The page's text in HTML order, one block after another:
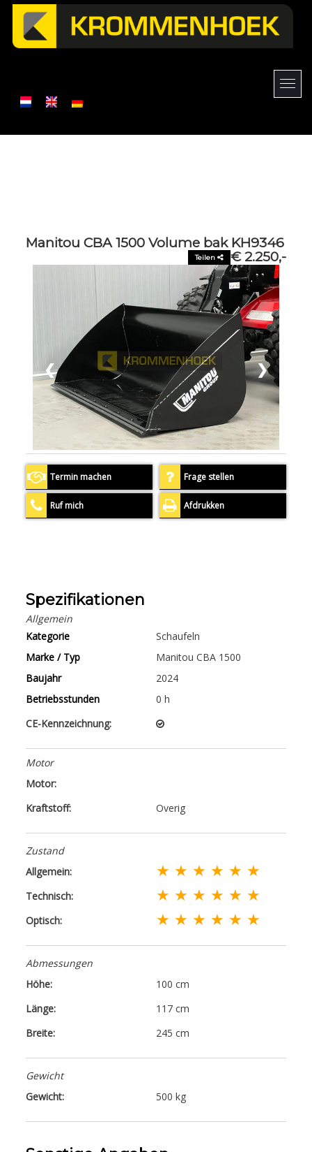
Manitou CBA 1500 Volume bak KH9346
€ 2.250,-
Teilen
❮ ❯
Termin machen Frage stellen
Ruf mich Afdrukken
Spezifikationen
Allgemein
Kategorie
Schaufeln
Marke / Typ
Manitou CBA 1500
Baujahr
2024
Betriebsstunden
0 h
CE-Kennzeichnung:
Motor
Motor:
Kraftstoff:
Overig
Zustand
Allgemein:
★ ★ ★ ★ ★ ★
Technisch: ★ ★ ★ ★ ★ ★
Optisch: ★ ★ ★ ★ ★ ★
Abmessungen
Höhe:
100 cm
Länge:
117 cm
Breite:
245 cm
Gewicht
Gewicht:
500 kg